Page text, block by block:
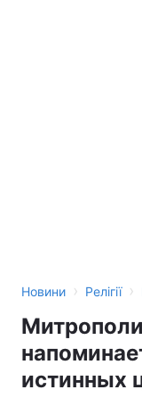
Новини › Релігії ›
истинных